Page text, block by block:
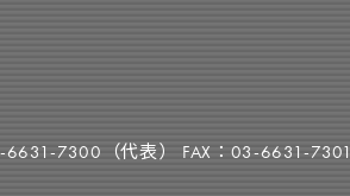
6631-7300（代表） FAX：03-6631-7301